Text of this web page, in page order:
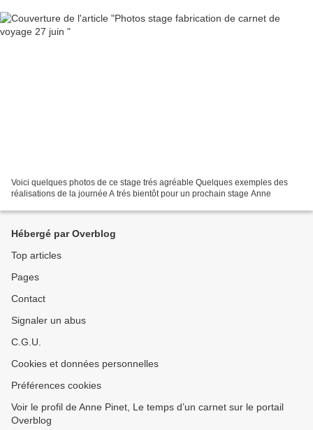
Voici quelques photos de ce stage trés agréable Quelques exemples des
réalisations de la journée A trés bientôt pour un prochain stage Anne
Hébergé par Overblog
Top articles
Pages
Contact
Signaler un abus
C.G.U.
Cookies et données personnelles
Préférences cookies
Voir le profil de Anne Pinet, Le temps d’un carnet sur le portail
Overblog